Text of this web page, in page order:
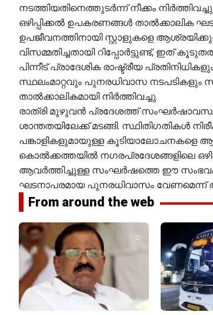
നടത്തിയതിനെത്തുടർന്ന് നീക്കം നിർത്തിവച്ചു.
ഒഴിപ്പിക്കൽ ഉപകരണങ്ങൾ താൽക്കാലിക
ഉപജീവനത്തിനായി സ്റ്റാളുകളെ
വിസമ്മതിച്ചതായി റിപ്പോർട്ടുണ്ട്, ഇത്
പിന്നീട് പ്രാദേശിക രാഷ്ട്രീയ
സ്ഥലംമാറ്റവും പുനരധിവാസ നടപടികളും
താൽക്കാലികമായി നിർത്തിവച്ചു.
രാത്രി മുഴുവൻ പ്രദേശത്ത് സംഘർഷാവസ്ഥ
ശാന്തതയിലേക്ക് മടങ്ങി. സ്ഥിതിഗതികൾ
പങ്കാളികളുമായുള്ള കൂടിയാലോചനകളെ
കൊൽക്കത്തയിൽ നഗരപ്രദേശങ്ങളിലെ
ആവർത്തിച്ചുള്ള സംഘർഷത്തെ ഈ സംഭവം
ഘടനാപരമായ പുനരധിവാസം വേണമെന്ന്
From around the web